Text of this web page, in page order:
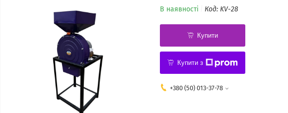
В наявності Код: KV-28
Купити
Купити з
+380 (50) 013-37-78